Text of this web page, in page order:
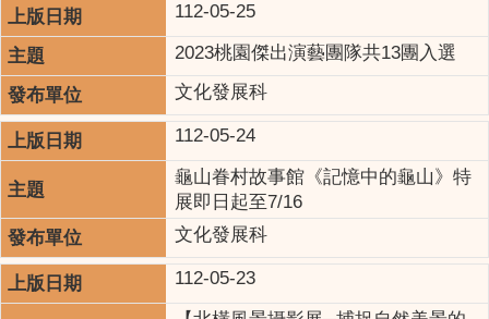
112-05-25
2023桃園傑出演藝團隊共13團入選
文化發展科
112-05-24
龜山眷村故事館《記憶中的龜山》特
展即日起至7/16
文化發展科
112-05-23